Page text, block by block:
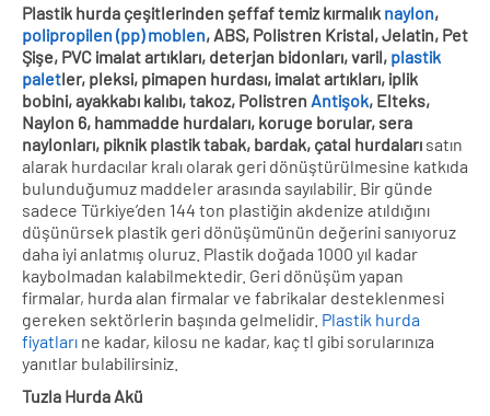
Plastik hurda çeşitlerinden şeffaf temiz kırmalık naylon,
polipropilen (pp) moblen, ABS, Polistren Kristal, Jelatin, Pet
Şişe, PVC imalat artıkları, deterjan bidonları, varil, plastik
paletler, pleksi, pimapen hurdası, imalat artıkları, iplik
bobini, ayakkabı kalıbı, takoz, Polistren Antişok, Elteks,
Naylon 6, hammadde hurdaları, koruge borular, sera
naylonları, piknik plastik tabak, bardak, çatal hurdaları satın
alarak hurdacılar kralı olarak geri dönüştürülmesine katkıda
bulunduğumuz maddeler arasında sayılabilir. Bir günde
sadece Türkiye’den 144 ton plastiğin akdenize atıldığını
düşünürsek plastik geri dönüşümünün değerini sanıyoruz
daha iyi anlatmış oluruz. Plastik doğada 1000 yıl kadar
kaybolmadan kalabilmektedir. Geri dönüşüm yapan
firmalar, hurda alan firmalar ve fabrikalar desteklenmesi
gereken sektörlerin başında gelmelidir. Plastik hurda
fiyatları ne kadar, kilosu ne kadar, kaç tl gibi sorularınıza
yanıtlar bulabilirsiniz.
Tuzla Hurda Akü